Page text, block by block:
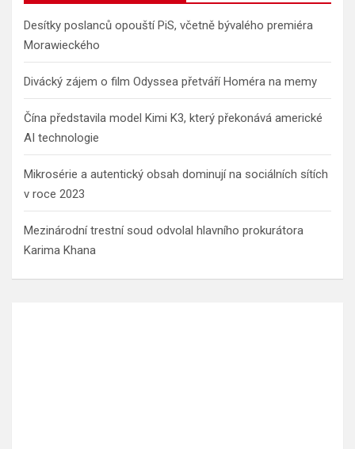
Desítky poslanců opouští PiS, včetně bývalého premiéra
Morawieckého
Divácký zájem o film Odyssea přetváří Homéra na memy
Čína představila model Kimi K3, který překonává americké
AI technologie
Mikrosérie a autentický obsah dominují na sociálních sítích
v roce 2023
Mezinárodní trestní soud odvolal hlavního prokurátora
Karima Khana